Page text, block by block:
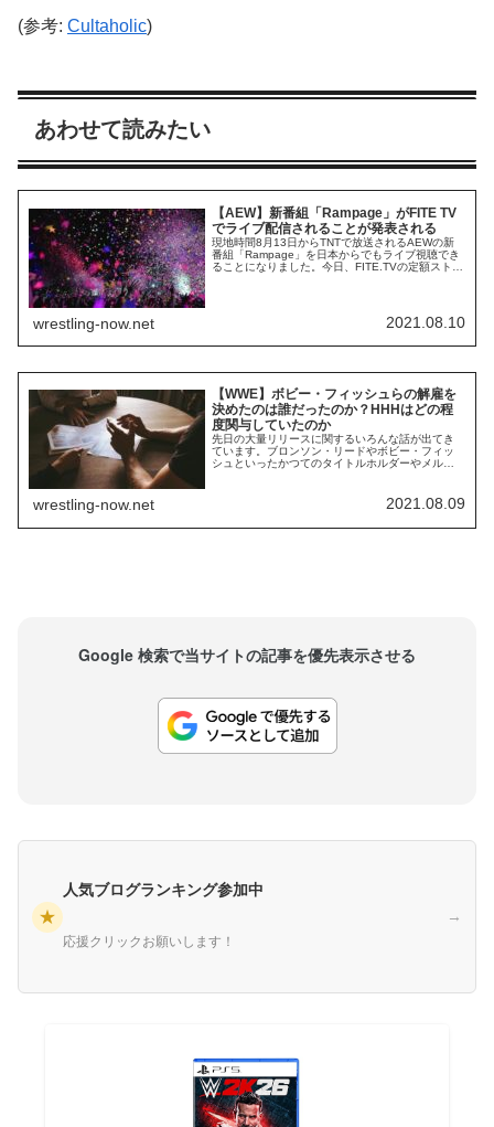
(参考: Cultaholic)
あわせて読みたい
【AEW】新番組「Rampage」がFITE TV
でライブ配信されることが発表される
現地時間8月13日からTNTで放送されるAEWの新
番組「Rampage」を日本からでもライブ視聴でき
ることになりました。今日、FITE.TVの定額ストリ
Rampageをライブ視聴できるようになります。
wrestling-now.net 2021.08.10
【WWE】ボビー・フィッシュらの解雇を
決めたのは誰だったのか？HHHはどの程
度関与していたのか
先日の大量リリースに関するいろんな話が出てき
ています。ブロンソン・リードやボビー・フィッ
シュといったかつてのタイトルホルダーやメルセ
対象となった今回のリストラ。経費削減を主導す
るのは社長のニック・カーンですが、解雇者を決
wrestling-now.net 2021.08.09
Google 検索で当サイトの記事を優先表示させる
★
人気ブログランキング参加中
応援クリックお願いします！
→